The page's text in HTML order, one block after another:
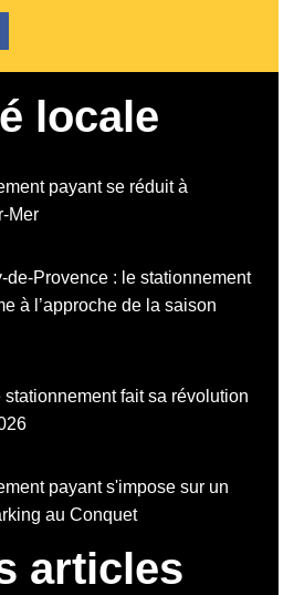
locale
payant se réduit à
Mer
de-Provence : le stationnement
à l’approche de la saison
stationnement fait sa révolution
payant s'impose sur un
au Conquet
articles